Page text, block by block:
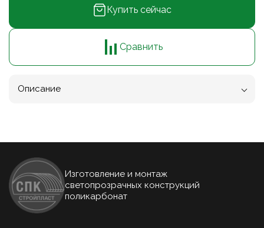
Купить сейчас
Сравнить
Описание
Изготовление и монтаж
светопрозрачных конструкций
поликарбонат